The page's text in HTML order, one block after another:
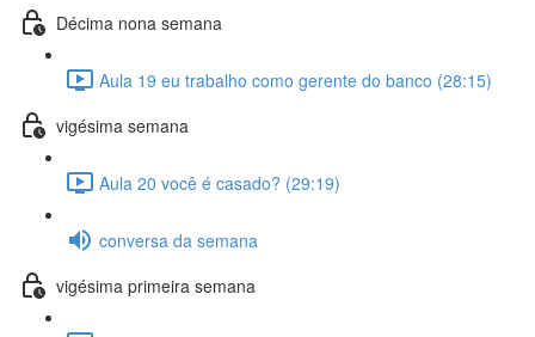
Décima nona semana
Aula 19 eu trabalho como gerente do banco (28:15)
vigésima semana
Aula 20 você é casado? (29:19)
conversa da semana
vigésima primeira semana